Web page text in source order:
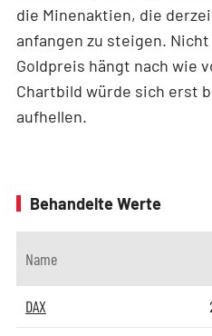
die Minenaktien, die
anfangen zu steigen.
Goldpreis hängt nach wie
Chartbild würde sich erst
aufhellen.
Behandelte Werte
Name
DAX